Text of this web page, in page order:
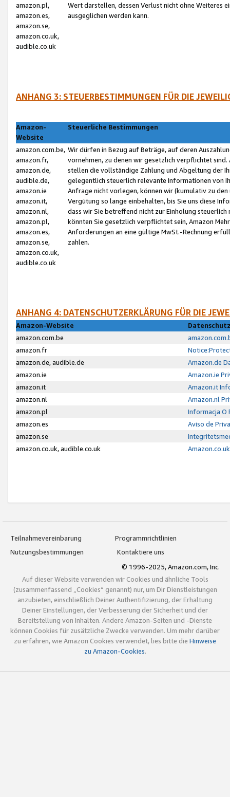
amazon.pl,
amazon.es,
amazon.se,
amazon.co.uk,
audible.co.uk
Wert darstellen, dessen Verlust nicht ohne Weiteres
ausgeglichen werden kann.
ANHANG 3: STEUERBESTIMMUNGEN FÜR DIE
Amazon-
Website
Steuerliche Bestimmungen
amazon.com.be,
amazon.fr,
amazon.de,
audible.de,
amazon.ie
amazon.it,
amazon.nl,
amazon.pl,
amazon.es,
amazon.se,
amazon.co.uk,
audible.co.uk
Wir dürfen in Bezug auf Beträge, auf deren
vornehmen, zu denen wir gesetzlich verpflichtet
stellen die vollständige Zahlung und Abgeltung der
gelegentlich steuerlich relevante Informationen von
Anfrage nicht vorlegen, können wir (kumulativ zu
Vergütung so lange einbehalten, bis Sie uns diese
dass wir Sie betreffend nicht zur Einholung
könnten Sie gesetzlich verpflichtet sein, Amazon
Anforderungen an eine gültige MwSt.-Rechnung
zahlen.
ANHANG 4: DATENSCHUTZERKLÄRUNG FÜR DIE
Amazon-Website
amazon.com.be
amazon.fr
amazon.de, audible.de
Amazon.de
amazon.ie
Amazon.ie
amazon.it
Amazon.it
amazon.nl
Amazon.nl
amazon.pl
Informacja O
amazon.es
Aviso de
amazon.se
amazon.co.uk, audible.co.uk
Teilnahmevereinbarung
Programmrichtlinien
Nutzungsbestimmungen
Kontaktiere uns
© 1996-2025, Amazon.com, Inc.
Auf dieser Website verwenden wir Cookies und ähnliche Tools
(zusammenfassend „Cookies“ genannt) nur, um Dir Dienstleistungen
anzubieten, einschließlich Deiner Authentifizierung, der Erhaltung
Deiner Einstellungen, der Verbesserung der Sicherheit und der
Bereitstellung von Inhalten. Andere Amazon-Seiten und -Dienste
können Cookies für zusätzliche Zwecke verwenden. Um mehr darüber
zu erfahren, wie Amazon Cookies verwendet, lies bitte die Hinweise
zu Amazon-Cookies.